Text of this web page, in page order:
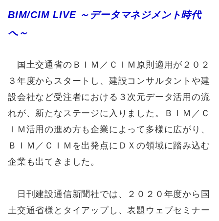
BIM/CIM LIVE ～データマネジメント時代
へ～
国土交通省のＢＩＭ／ＣＩＭ原則適用が２０２
３年度からスタートし、建設コンサルタントや建
設会社など受注者における３次元データ活用の流
れが、新たなステージに入りました。ＢＩＭ／Ｃ
ＩＭ活用の進め方も企業によって多様に広がり、
ＢＩＭ／ＣＩＭを出発点にＤＸの領域に踏み込む
企業も出てきました。
日刊建設通信新聞社では、２０２０年度から国
土交通省様とタイアップし、表題ウェブセミナー